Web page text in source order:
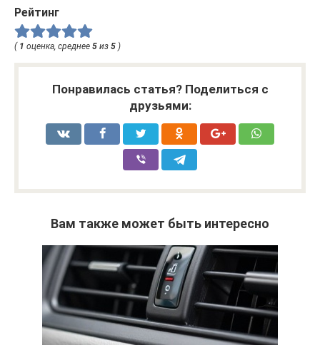
Рейтинг
( 1 оценка, среднее 5 из 5 )
Понравилась статья? Поделиться с
друзьями:
Вам также может быть интересно